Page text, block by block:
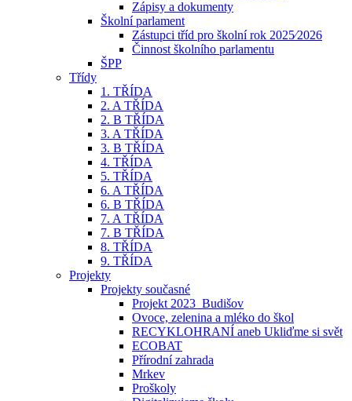
Zápisy a dokumenty
Školní parlament
Zástupci tříd pro školní rok 2025⁄2026
Činnost školního parlamentu
ŠPP
Třídy
1. TŘÍDA
2. A TŘÍDA
2. B TŘÍDA
3. A TŘÍDA
3. B TŘÍDA
4. TŘÍDA
5. TŘÍDA
6. A TŘÍDA
6. B TŘÍDA
7. A TŘÍDA
7. B TŘÍDA
8. TŘÍDA
9. TŘÍDA
Projekty
Projekty současné
Projekt 2023_Budišov
Ovoce, zelenina a mléko do škol
RECYKLOHRANÍ aneb Ukliďme si svět
ECOBAT
Přírodní zahrada
Mrkev
Proškoly